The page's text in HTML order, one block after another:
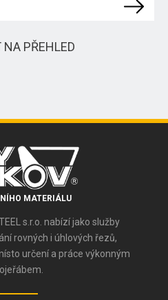
NA PŘEHLED
MATERIÁLU
s.r.o. nabízí jako služby
rovných i úhlových řezů,
určení a práce výkonným